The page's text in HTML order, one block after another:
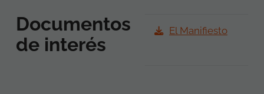
Documentos
de interés
El Manifiesto